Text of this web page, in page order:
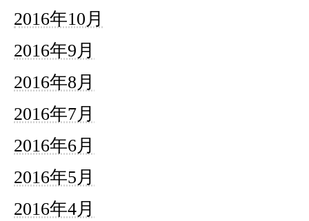
2016年10月
2016年9月
2016年8月
2016年7月
2016年6月
2016年5月
2016年4月